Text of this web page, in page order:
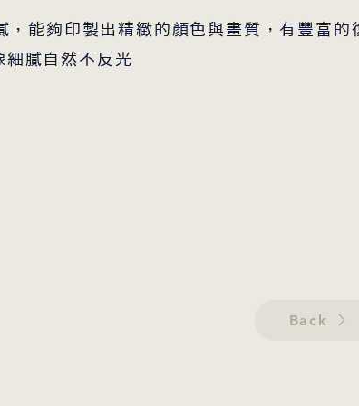
，能夠印製出精緻的顏色與畫質，有豐富的
細膩自然不反光
Back